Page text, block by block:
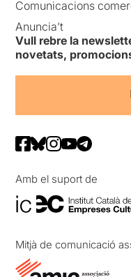
Comunicacions
Anuncia’t
Vull rebre la
novetats,
Amb el suport de
Mitjà de comunicació